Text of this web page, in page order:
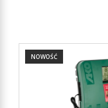
NOWOŚĆ